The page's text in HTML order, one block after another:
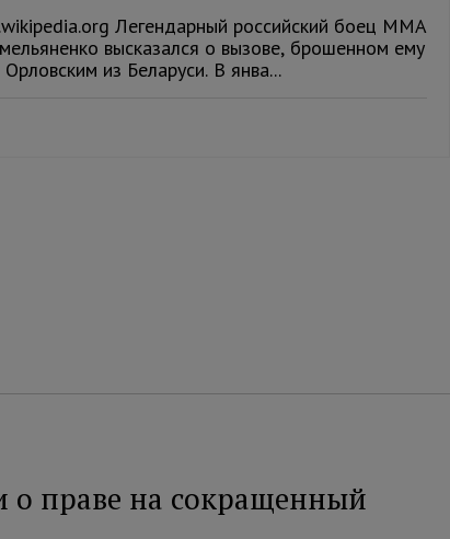
Легендарный российский боец ММА
высказался о вызове, брошенном ему
из Беларуси. В янва...
праве на сокращенный